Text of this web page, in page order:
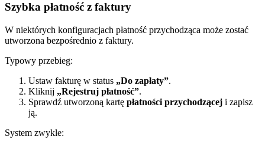
Szybka płatność z faktury
W niektórych konfiguracjach płatność przychodząca może zostać
utworzona bezpośrednio z faktury.
Typowy przebieg:
Ustaw fakturę w status „Do zapłaty”.
Kliknij „Rejestruj płatność”.
Sprawdź utworzoną kartę płatności przychodzącej i zapisz
ją.
System zwykle: